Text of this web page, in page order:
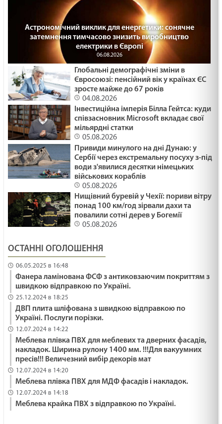
Астрономічний виклик для енергетики: сонячне
затемнення тимчасово знизить виробництво
електрики в Європі
06.08.2026
Глобальні демографічні зміни в
Євросоюзі: пенсійний вік у країнах ЄС
зросте майже до 67 років
04.08.2026
Інвестиційна імперія Білла Гейтса: куди
співзасновник Microsoft вкладає свої
мільярдні статки
05.08.2026
Привиди минулого на дні Дунаю: у
Сербії через екстремальну посуху з-під
води з'явилися десятки німецьких
військових кораблів
05.08.2026
Нищівний буревій у Чехії: пориви вітру
понад 100 км/год зірвали дахи та
повалили сотні дерев у Богемії
05.08.2026
ОСТАННІ ОГОЛОШЕННЯ
06.05.2025 в 16:48
Фанера ламінована ФСФ з антиковзаючим покриттям з
швидкою відправкою по Україні.
25.12.2024 в 18:25
ДВП плита шліфована з швидкою відправкою по
Україні. Послуги порізки.
12.07.2024 в 14:22
Меблева плівка ПВХ для меблевих та дверних фасадів,
накладок. Ширина рулону 1400 мм. !!!Для вакуумних
пресів!!! Величезний вибір декорів мат
12.07.2024 в 14:20
Меблева плівка ПВХ для МДФ фасадів і накладок.
12.07.2024 в 14:18
Меблева крайка ПВХ з відправкою по Україні.